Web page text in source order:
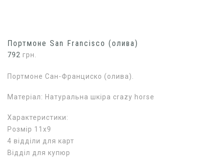
Портмоне San Francisco (олива)
792 грн.
Портмоне Сан-Франциско (олива).
Матеріал: Натуральна шкіра crazy horse
Характеристики:
Розмір 11х9
4 відділи для карт
Відділ для купюр